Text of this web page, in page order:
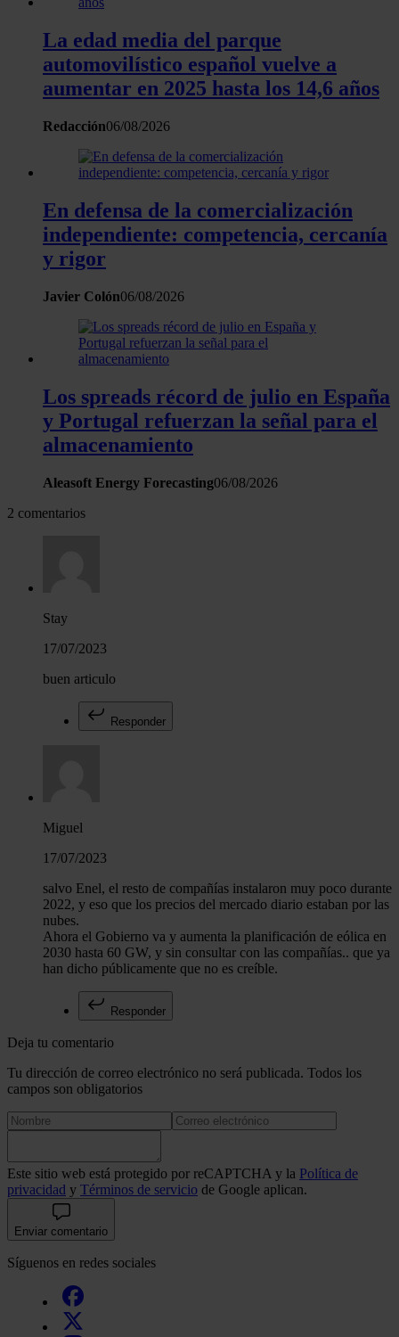
La edad media del parque
automovilístico español vuelve a
aumentar en 2025 hasta los 14,6 años
Redacción06/08/2026
En defensa de la comercialización
independiente: competencia, cercanía
y rigor
Javier Colón06/08/2026
Los spreads récord de julio en España
y Portugal refuerzan la señal para el
almacenamiento
Aleasoft Energy Forecasting06/08/2026
2 comentarios
Stay
17/07/2023
buen articulo
Responder
Miguel
17/07/2023
salvo Enel, el resto de compañías instalaron muy poco durante
2022, y eso que los precios del mercado diario estaban por las
nubes.
Ahora el Gobierno va y aumenta la planificación de eólica en
2030 hasta 60 GW, y sin consultar con las compañías.. que ya
han dicho públicamente que no es creíble.
Responder
Deja tu comentario
Tu dirección de correo electrónico no será publicada. Todos los
campos son obligatorios
Este sitio web está protegido por reCAPTCHA y la Política de
privacidad y Términos de servicio de Google aplican.
Enviar comentario
Síguenos en redes sociales